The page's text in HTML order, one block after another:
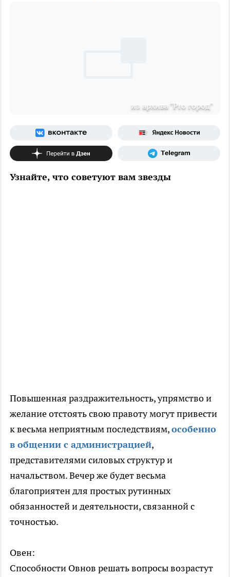
из архива "Pro город"
Узнайте, что советуют вам звезды
Повышенная раздражительность, упрямство и
желание отстоять свою правоту могут привести
к весьма неприятным последствиям,особенно
в общении с администрацией,
представителями силовых структур и
начальством. Вечер же будет весьма
благоприятен для простых рутинных
обязанностей и деятельности, связанной с
точностью.
Овен:
Способности Овнов решать вопросы возрастут